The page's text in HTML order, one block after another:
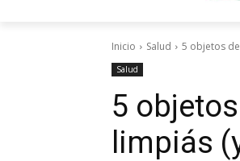
Inicio Salud 5 objetos
Salud
5
limpiás